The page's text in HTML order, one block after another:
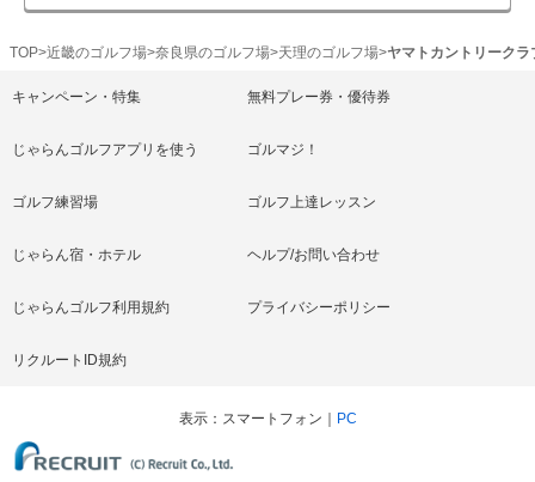
TOP 近畿のゴルフ場 奈良県のゴルフ場 天理のゴルフ場 ヤマトカントリークラ
キャンペーン・特集 無料プレー券・優待券
じゃらんゴルフアプリを使う ゴルマジ！
ゴルフ練習場 ゴルフ上達レッスン
じゃらん宿・ホテル ヘルプ/お問い合わせ
じゃらんゴルフ利用規約 プライバシーポリシー
リクルートID規約
表示 スマートフォン PC